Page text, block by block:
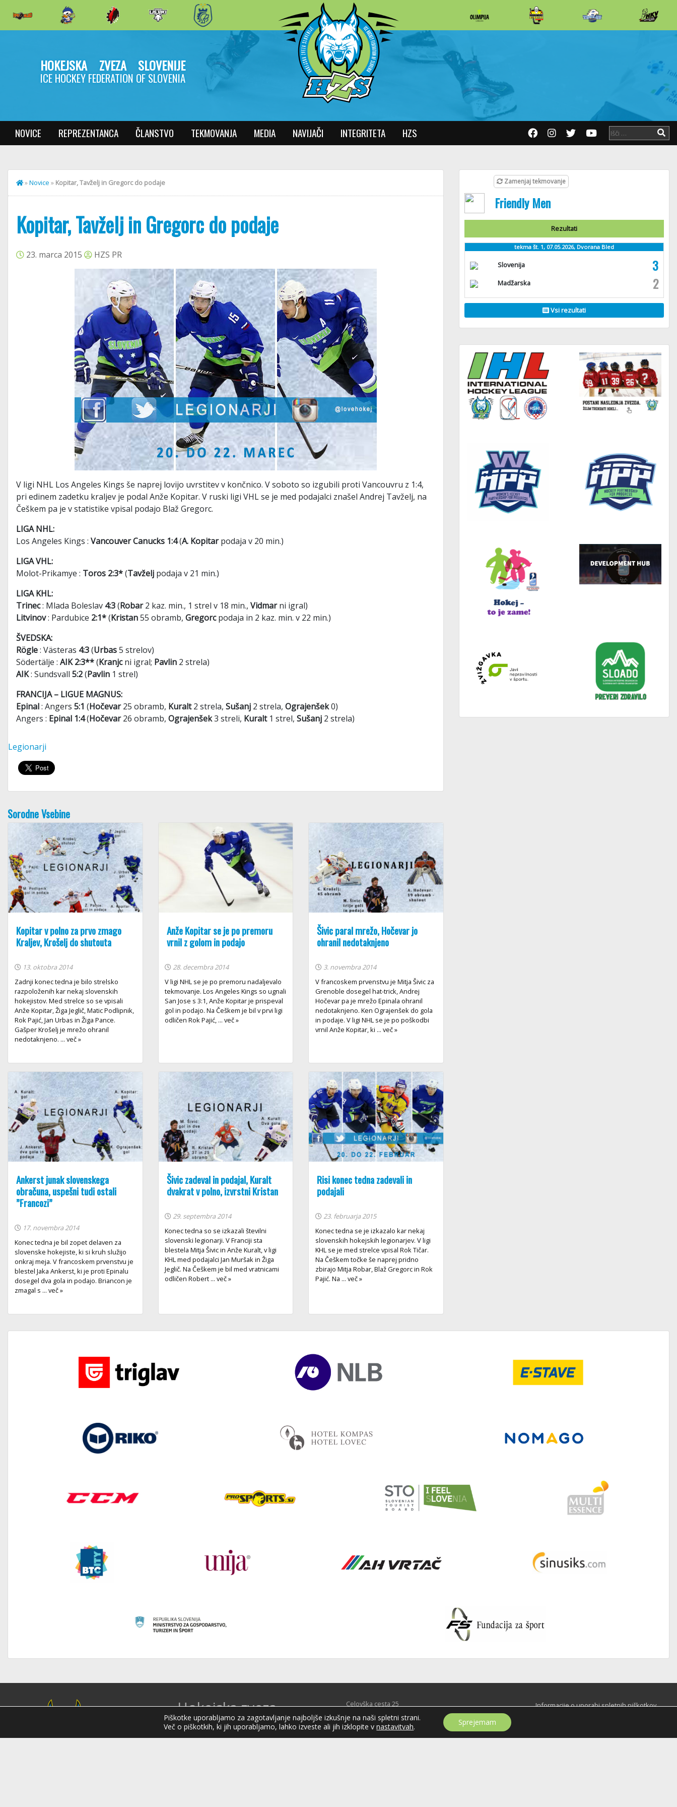
HOKEJSKA ZVEZA SLOVENIJE
ICE HOCKEY FEDERATION OF SLOVENIA
NOVICE REPREZENTANCA ČLANSTVO TEKMOVANJA MEDIA NAVIJAČI INTEGRITETA HZS
»Novice » Kopitar, Tavželj in Gregorc do podaje
Kopitar, Tavželj in Gregorc do podaje
23. marca 2015 HZS PR
V ligi NHL Los Angeles Kings še naprej lovijo uvrstitev v končnico. V soboto so izgubili proti Vancouvru z 1:4,
pri edinem zadetku kraljev je podal Anže Kopitar. V ruski ligi VHL se je med podajalci znašel Andrej Tavželj, na
Češkem pa je v statistike vpisal podajo Blaž Gregorc.
LIGA NHL:
Los Angeles Kings : Vancouver Canucks 1:4(A. Kopitarpodaja v 20 min.)
LIGA VHL:
Molot-Prikamye : Toros 2:3*(Tavželj podaja v 21 min.)
LIGA KHL:
Trinec: Mlada Boleslav 4:3(Robar2 kaz. min., 1 strel v 18 min., Vidmarni igral)
Litvinov: Pardubice 2:1*(Kristan55 obramb, Gregorcpodaja in 2 kaz. min. v 22 min.)
ŠVEDSKA:
Rögle: Västeras 4:3(Urbas5 strelov)
Södertälje : AIK 2:3**(Kranjcni igral; Pavlin 2 strela)
AIK: Sundsvall 5:2(Pavlin 1 strel)
FRANCIJA – LIGUE MAGNUS:
Epinal: Angers 5:1 (Hočevar25 obramb, Kuralt2 strela, Sušanj 2 strela, Ograjenšek0)
Angers : Epinal 1:4(Hočevar26 obramb, Ograjenšek3 streli, Kuralt1 strel, Sušanj 2 strela)
Legionarji
Sorodne Vsebine
Kopitar v polno za prvo zmago
Kraljev, Krošelj do shutouta
13. oktobra 2014
Zadnji konec tedna je bilo strelsko
razpoloženih kar nekaj slovenskih
hokejistov. Med strelce so se vpisali
Anže Kopitar, Žiga Jeglič, Matic Podlipnik,
Rok Pajić, Jan Urbas in Žiga Pance.
Gašper Krošelj je mrežo ohranil
nedotaknjeno. ... več »
Anže Kopitar se je po premoru
vrnil z golom in podajo
28. decembra 2014
V ligi NHL se je po premoru nadaljevalo
tekmovanje. Los Angeles Kings so ugnali
San Jose s 3:1, Anže Kopitar je prispeval
gol in podajo. Na Češkem je bil v prvi ligi
odličen Rok Pajić, ... več »
Šivic paral mrežo, Hočevar jo
ohranil nedotaknjeno
3. novembra 2014
V francoskem prvenstvu je Mitja Šivic za
Grenoble dosegel hat-trick, Andrej
Hočevar pa je mrežo Epinala ohranil
nedotaknjeno. Ken Ograjenšek do gola
in podaje. V ligi NHL se je po poškodbi
vrnil Anže Kopitar, ki ... več »
Ankerst junak slovenskega
obračuna, uspešni tudi ostali
”Francozi”
17. novembra 2014
Konec tedna je bil zopet delaven za
slovenske hokejiste, ki si kruh služijo
onkraj meja. V francoskem prvenstvu je
blestel Jaka Ankerst, ki je proti Epinalu
dosegel dva gola in podajo. Briancon je
zmagal s ... več »
Šivic zadeval in podajal, Kuralt
dvakrat v polno, izvrstni Kristan
29. septembra 2014
Konec tedna so se izkazali številni
slovenski legionarji. V Franciji sta
blestela Mitja Šivic in Anže Kuralt, v ligi
KHL med podajalci Jan Muršak in Žiga
Jeglič. Na Češkem je bil med vratnicami
odličen Robert ... več »
Risi konec tedna zadevali in
podajali
23. februarja 2015
Konec tedna se je izkazalo kar nekaj
slovenskih hokejskih legionarjev. V ligi
KHL se je med strelce vpisal Rok Tičar.
Na Češkem točke še naprej pridno
zbirajo Mitja Robar, Blaž Gregorc in Rok
Pajić. Na ... več »
Zamenjaj tekmovanje
Friendly Men
Rezultati
tekma št. 1, 07.05.2026, Dvorana Bled
Slovenija 3
Madžarska 2
Vsi rezultati
Hokejska zveza
Slovenije
Hokejska zveza Slovenije (HZS) je krovna športna
Celovška cesta 25
SI-1000 Ljubljana
Tel: +386 51 270 500
E-mail:hzs@hokejska-zveza.si
Informacije o uporabi spletnih piškotkov
Piškotke uporabljamo za zagotavljanje najboljše izkušnje na naši spletni strani.
Več o piškotkih, ki jih uporabljamo, lahko izveste ali jih izklopite vnastavitvah. Sprejemam